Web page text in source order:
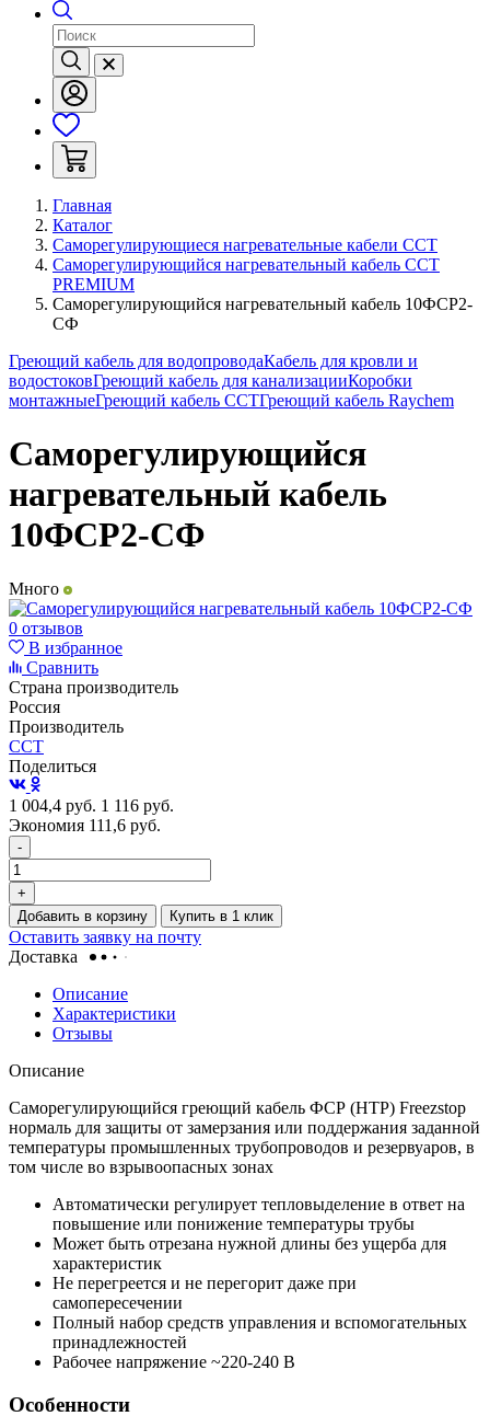
Главная
Каталог
Саморегулирующиеся нагревательные кабели ССТ
Саморегулирующийся нагревательный кабель ССТ
PREMIUM
Саморегулирующийся нагревательный кабель 10ФСР2-
СФ
Греющий кабель для водопроводаКабель для кровли и
водостоковГреющий кабель для канализацииКоробки
монтажныеГреющий кабель ССТГреющий кабель Raychem
Саморегулирующийся
нагревательный кабель
10ФСР2-СФ
Много
0 отзывов
В избранное
Сравнить
Страна производитель
Россия
Производитель
ССТ
Поделиться
1 004,4 руб. 1 116 руб.
Экономия 111,6 руб.
-
+
Добавить в корзину
Купить в 1 клик
Оставить заявку на почту
Доставка
Описание
Характеристики
Отзывы
Описание
Саморегулирующийся греющий кабель ФСР (НТР) Freezstop
нормаль для защиты от замерзания или поддержания заданной
температуры промышленных трубопроводов и резервуаров, в
том числе во взрывоопасных зонах
Автоматически регулирует тепловыделение в ответ на
повышение или понижение температуры трубы
Может быть отрезана нужной длины без ущерба для
характеристик
Не перегреется и не перегорит даже при
самопересечении
Полный набор средств управления и вспомогательных
принадлежностей
Рабочее напряжение ~220-240 В
Особенности